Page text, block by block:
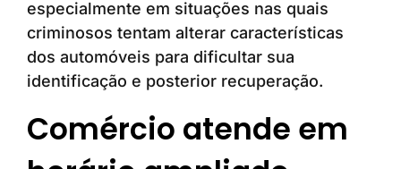
especialmente em situações nas quais
criminosos tentam alterar características
dos automóveis para dificultar sua
identificação e posterior recuperação.
Comércio atende em